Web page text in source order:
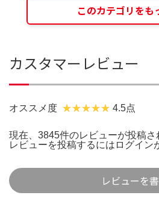
このカテゴリをも
カスタマーレビュー
オススメ度 4.5点
現在、3845件のレビューが投稿さ
レビューを投稿するには ログイン
レビューを